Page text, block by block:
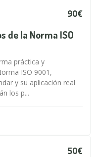
90€
de la Norma ISO
práctica y
ISO 9001,
y su aplicación real
los p...
50€